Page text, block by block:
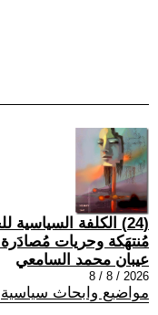
(24) الكلفة
مُنتهَكة وحريات مُصادَرة
عيبان محمد السامعي
2026 / 8 / 8
مواضيع وابحاث سياسية